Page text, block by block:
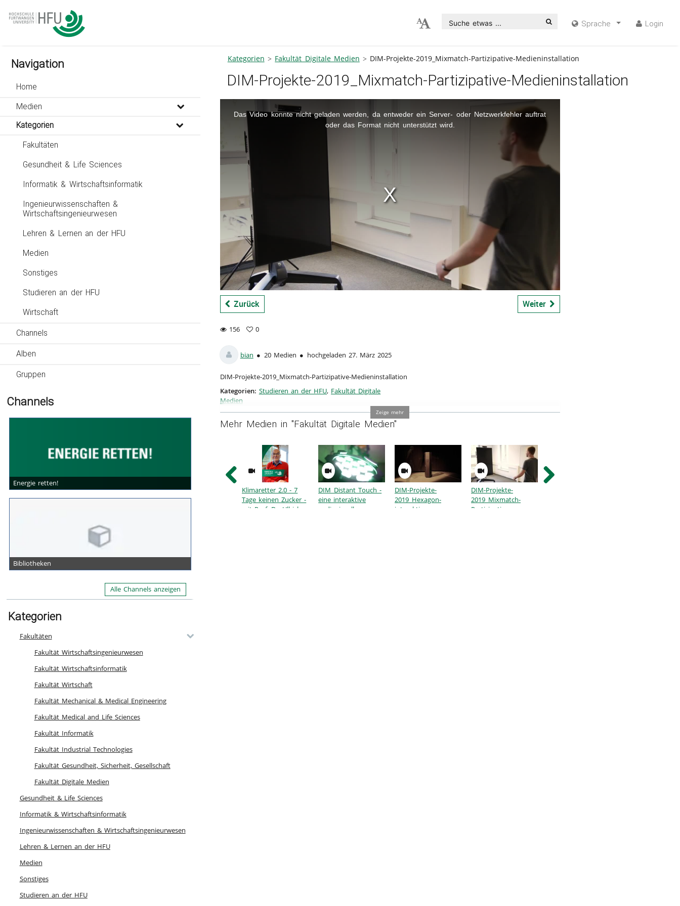
Suche etwas ... Sprache Login
Navigation
Home
Medien
Kategorien
Fakultäten
Gesundheit & Life Sciences
Informatik & Wirtschaftsinformatik
Ingenieurwissenschaften &
Wirtschaftsingenieurwesen
Lehren & Lernen an der HFU
Medien
Sonstiges
Studieren an der HFU
Wirtschaft
Channels
Alben
Gruppen
Channels
Energie retten!
Bibliotheken
Alle Channels anzeigen
Kategorien
Fakultäten
Fakultät Wirtschaftsingenieurwesen
Fakultät Wirtschaftsinformatik
Fakultät Wirtschaft
Fakultät Mechanical & Medical Engineering
Fakultät Medical and Life Sciences
Fakultät Informatik
Fakultät Industrial Technologies
Fakultät Gesundheit, Sicherheit, Gesellschaft
Fakultät Digitale Medien
Gesundheit & Life Sciences
Informatik & Wirtschaftsinformatik
Ingenieurwissenschaften & Wirtschaftsingenieurwesen
Lehren & Lernen an der HFU
Medien
Sonstiges
Studieren an der HFU
Kategorien Fakultät Digitale Medien DIM-Projekte-2019_Mixmatch-Partizipative-Medieninstallation
DIM-Projekte-2019_Mixmatch-Partizipative-Medieninstallation
Das Video konnte nicht geladen werden, da entweder ein Server- oder Netzwerkfehler auftrat
oder das Format nicht unterstützt wird.
Zurück Weiter
156
views
0
favorites
bian 20 Medien hochgeladen 27. März 2025
DIM-Projekte-2019_Mixmatch-Partizipative-Medieninstallation
Kategorien: Studieren an der HFU, Fakultät Digitale
Medien
Zeige mehr
Mehr Medien in "Fakultät Digitale Medien"
Klimaretter 2.0 - 7
Tage keinen Zucker -
mit Prof. Dr. Ullrich
DIM_Distant Touch -
eine interaktive
audiovisuelle
DIM-Projekte-
2019_Hexagon-
interaktive-
DIM-Projekte-
2019_Mixmatch-
Partizipative-